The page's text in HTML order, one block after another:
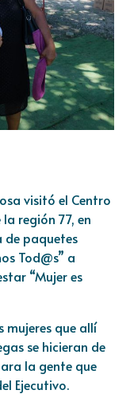
visitó el Centro
región 77, en
de paquetes
Tod@s” a
“Mujer es
mujeres que allí
se hicieran de
la gente que
Ejecutivo.